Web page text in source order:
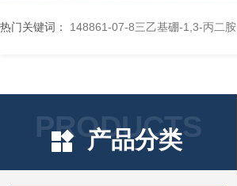
热门关键词： 148861-07-8三乙基硼-1,3-丙二胺
PRODUCTS
产品分类